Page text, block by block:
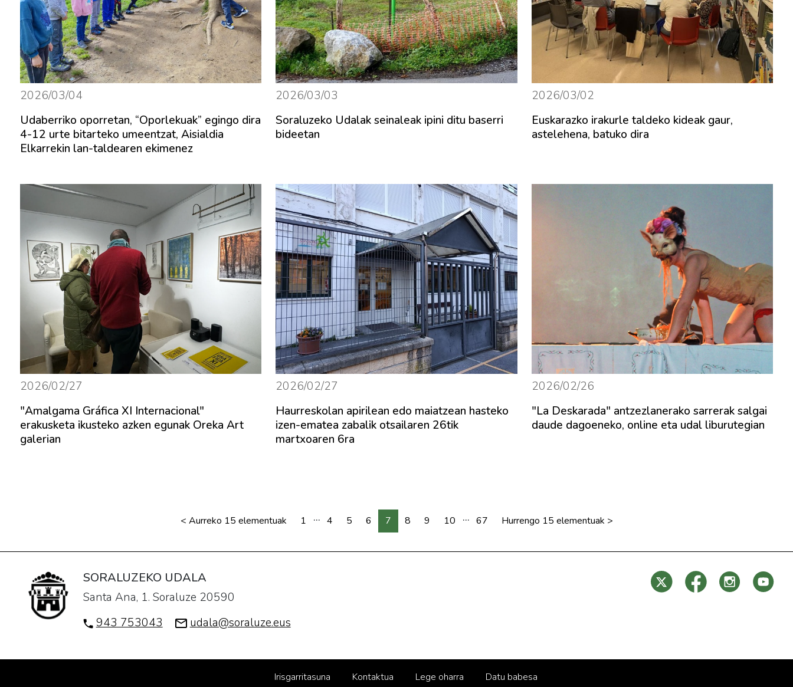
2026/03/04
Udaberriko oporretan, “Oporlekuak” egingo dira
4-12 urte bitarteko umeentzat, Aisialdia
Elkarrekin lan-taldearen ekimenez
2026/03/03
Soraluzeko Udalak seinaleak ipini ditu baserri
bideetan
2026/03/02
Euskarazko irakurle taldeko kideak gaur,
astelehena, batuko dira
2026/02/27
"Amalgama Gráfica XI Internacional"
erakusketa ikusteko azken egunak Oreka Art
galerian
2026/02/27
Haurreskolan apirilean edo maiatzean hasteko
izen-ematea zabalik otsailaren 26tik
martxoaren 6ra
2026/02/26
"La Deskarada" antzezlanerako sarrerak salgai
daude dagoeneko, online eta udal liburutegian
< Aurreko 15 elementuak 1 ... 4 5 6 7 8 9 10 ... 67 Hurrengo 15 elementuak >
SORALUZEKO UDALA
Santa Ana, 1. Soraluze 20590
943 753043
udala@soraluze.eus
Irisgarritasuna Kontaktua Lege oharra Datu babesa